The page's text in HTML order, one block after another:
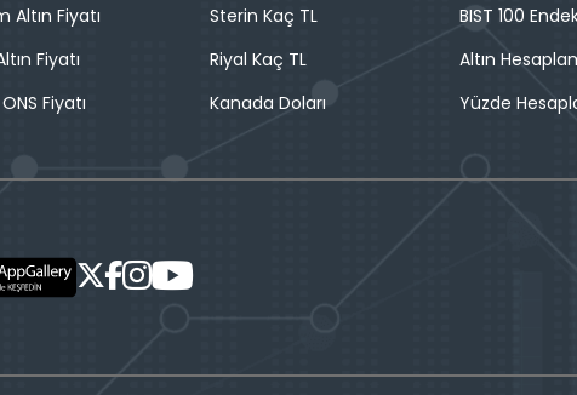
Altın Fiyatı
Fiyatı
Fiyatı
Sterin Kaç TL
Riyal Kaç TL
Kanada Doları
BIST 100
Altın
Yüzde